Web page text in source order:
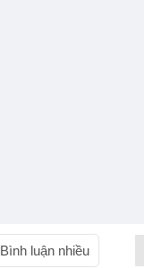
Bình luận nhiều